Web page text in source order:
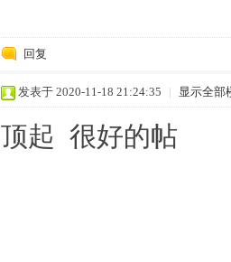
回复
发表于 2020-11-18 21:24:35 | 显示全部
顶起 很好的帖